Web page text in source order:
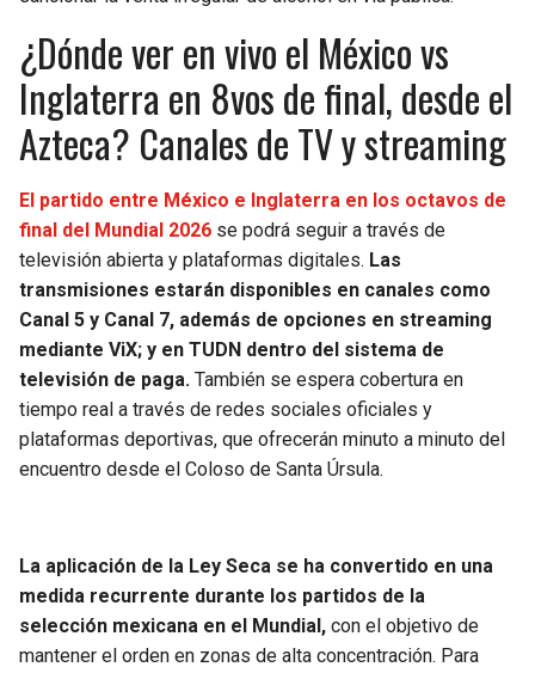
¿Dónde ver en vivo el México vs
Inglaterra en 8vos de final, desde el
Azteca? Canales de TV y streaming
El partido entre México e Inglaterra en los octavos de
final del Mundial 2026 se podrá seguir a través de
televisión abierta y plataformas digitales. Las
transmisiones estarán disponibles en canales como
Canal 5 y Canal 7, además de opciones en streaming
mediante ViX; y en TUDN dentro del sistema de
televisión de paga. También se espera cobertura en
tiempo real a través de redes sociales oficiales y
plataformas deportivas, que ofrecerán minuto a minuto del
encuentro desde el Coloso de Santa Úrsula.
La aplicación de la Ley Seca se ha convertido en una
medida recurrente durante los partidos de la
selección mexicana en el Mundial, con el objetivo de
mantener el orden en zonas de alta concentración. Para